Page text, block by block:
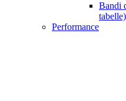
Bandi
tabelle)
Performance